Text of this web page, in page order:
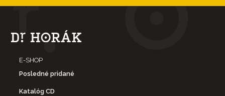
E-SHOP
Posledné pridané
Katalóg CD